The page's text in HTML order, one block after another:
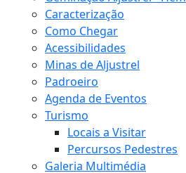
Caracterização
Como Chegar
Acessibilidades
Minas de Aljustrel
Padroeiro
Agenda de Eventos
Turismo
Locais a Visitar
Percursos Pedestres
Galeria Multimédia